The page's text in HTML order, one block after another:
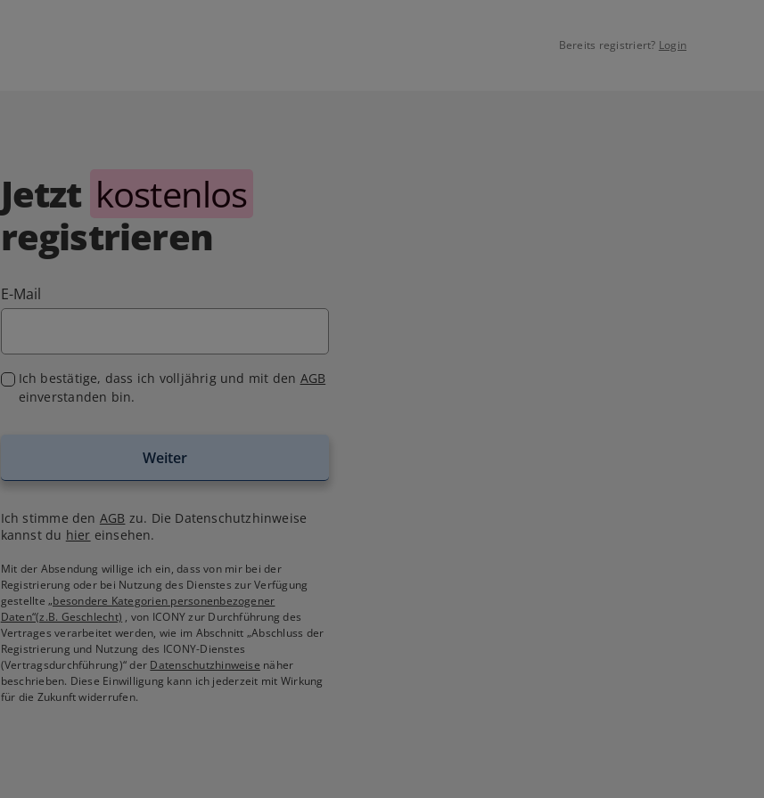
Bereits registriert? Login
Jetzt kostenlos
registrieren
E-Mail
Ich bestätige, dass ich volljährig und mit den AGB
einverstanden bin.
Weiter
Ich stimme den AGB zu. Die Datenschutzhinweise
kannst du hier einsehen.
Mit der Absendung willige ich ein, dass von mir bei der
Registrierung oder bei Nutzung des Dienstes zur Verfügung
gestellte„besondere Kategorien personenbezogener
Daten“(z.B. Geschlecht) , von ICONY zur Durchführung des
Vertrages verarbeitet werden, wie im Abschnitt „Abschluss der
Registrierung und Nutzung des ICONY-Dienstes
(Vertragsdurchführung)“ der Datenschutzhinweise näher
beschrieben. Diese Einwilligung kann ich jederzeit mit Wirkung
für die Zukunft widerrufen.